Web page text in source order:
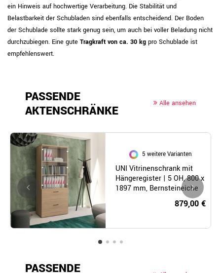
ein Hinweis auf hochwertige Verarbeitung. Die Stabilität und
Belastbarkeit der Schubladen sind ebenfalls entscheidend. Der Boden
der Schublade sollte stark genug sein, um auch bei voller Beladung nicht
durchzubiegen. Eine gute Tragkraft von ca. 30 kg pro Schublade ist
empfehlenswert.
PASSENDE
AKTENSCHRÄNKE
Alle ansehen
5 weitere Varianten
UNI Vitrinenschrank mit
Hängeregister | 5 OH, 800 x
1897 mm, Bernsteineiche
879,00 €
PASSENDE